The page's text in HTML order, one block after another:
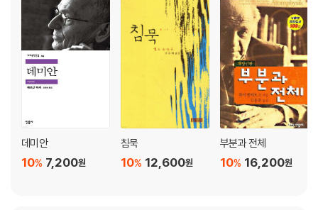
데미안
10% 7,200원
침묵
10% 12,600원
부분과 전체
10% 16,200원